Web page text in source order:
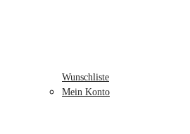
Wunschliste
Mein Konto